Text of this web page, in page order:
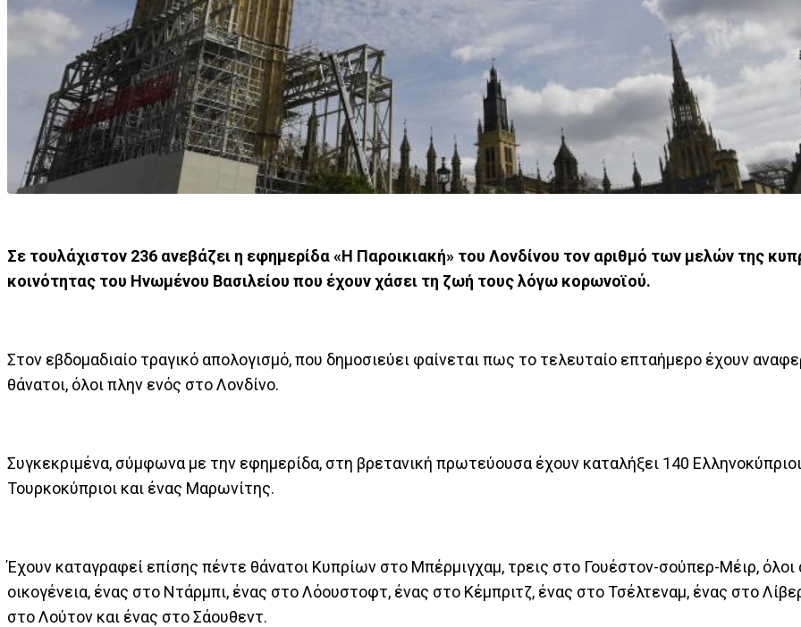
Σε τουλάχιστον 236 ανεβάζει η εφημερίδα «Η Παροικιακή» του Λονδίνου τον αριθμό των μελών της
κοινότητας του Ηνωμένου Βασιλείου που έχουν χάσει τη ζωή τους λόγω κορωνοϊού.
Στον εβδομαδιαίο τραγικό απολογισμό, που δημοσιεύει φαίνεται πως το τελευταίο επταήμερο έχουν
θάνατοι, όλοι πλην ενός στο Λονδίνο.
Συγκεκριμένα, σύμφωνα με την εφημερίδα, στη βρετανική πρωτεύουσα έχουν καταλήξει 140
Τουρκοκύπριοι και ένας Μαρωνίτης.
Έχουν καταγραφεί επίσης πέντε θάνατοι Κυπρίων στο Μπέρμιγχαμ, τρεις στο Γουέστον-σούπερ-Μέιρ, όλοι
οικογένεια, ένας στο Ντάρμπι, ένας στο Λόουστοφτ, ένας στο Κέμπριτζ, ένας στο Τσέλτεναμ, ένας στο
στο Λούτον και ένας στο Σάουθεντ.